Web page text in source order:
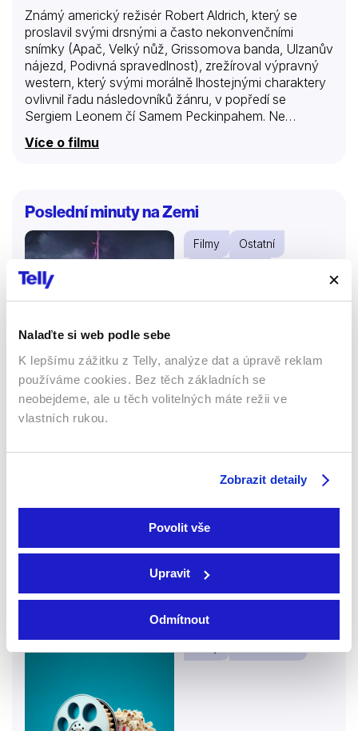
Nalaďte si web podle sebe
K lepšímu zážitku z Telly, analýze dat a úpravě reklam
používáme cookies. Bez těch základních se
neobejdeme, ale u těch volitelných máte režii ve
vlastních rukou.
Zobrazit detaily
Povolit vše
Upravit
Odmítnout
Známý americký režisér Robert Aldrich, který se
proslavil svými drsnými a často nekonvenčními
snímky (Apač, Velký nůž, Grissomova banda, Ulzanův
nájezd, Podivná spravedlnost), zrežíroval výpravný
western, který svými morálně lhostejnými charaktery
ovlivnil řadu následovníků žánru, v popředí se
Sergiem Leonem čí Samem Peckinpahem. Ne
nadarmo si Vera Cruz vysloužilo poněkud přehnanou
nálepku prvního „špageťáku“. Snímek byl dále
perspektivy byl snímek také zajímavý tím, že byl
natočen výrobním procesem SuperScope,
„širokoúhlou“ technikou 35 mm, která měla v
patentové válce 50. let konkurovat náročnějšímu a
dražšímu procesu CinemaScope.
Více o filmu
Poslední minuty na Zemi
Filmy
Ostatní
bude buď spalující žár nebo extrémní chlad.
Více o filmu
Barbie: Mořská víla